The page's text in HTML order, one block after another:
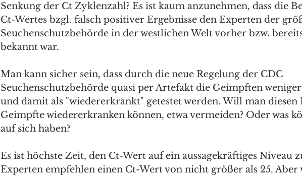
Senkung der Ct Zyklenzahl? Es ist kaum anzunehmen, dass die
Ct-Wertes bzgl. falsch positiver Ergebnisse den Experten der
Seuchenschutzbehörde in der westlichen Welt vorher bzw.
bekannt war.
Man kann sicher sein, dass durch die neue Regelung der CDC
Seuchenschutzbehörde quasi per Artefakt die Geimpften
und damit als "wiedererkrankt" getestet werden. Will man diesen
Geimpfte wiedererkranken können, etwa vermeiden? Oder was
auf sich haben?
Es ist höchste Zeit, den Ct-Wert auf ein aussagekräftiges Niveau
Experten empfehlen einen Ct-Wert von nicht größer als 25. Aber